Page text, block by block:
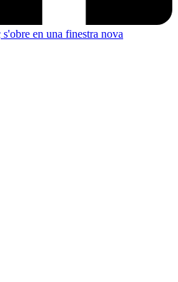
en una finestra nova